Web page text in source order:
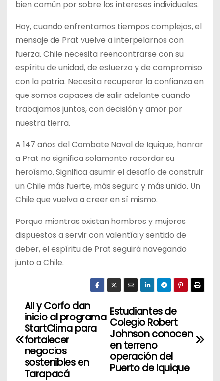
bien común por sobre los intereses individuales.
Hoy, cuando enfrentamos tiempos complejos, el
mensaje de Prat vuelve a interpelarnos con
fuerza. Chile necesita reencontrarse con su
espíritu de unidad, de esfuerzo y de compromiso
con la patria. Necesita recuperar la confianza en
que somos capaces de salir adelante cuando
trabajamos juntos, con decisión y amor por
nuestra tierra.
A 147 años del Combate Naval de Iquique, honrar
a Prat no significa solamente recordar su
heroísmo. Significa asumir el desafío de construir
un Chile más fuerte, más seguro y más unido. Un
Chile que vuelva a creer en sí mismo.
Porque mientras existan hombres y mujeres
dispuestos a servir con valentía y sentido de
deber, el espíritu de Prat seguirá navegando
junto a Chile.
N
a
Estudiantes de
Colegio Robert
Johnson conocen
en terreno
operación del
Puerto de Iquique
AII y Corfo dan
inicio al programa
StartClima para
fortalecer
negocios
sostenibles en
Tarapacá